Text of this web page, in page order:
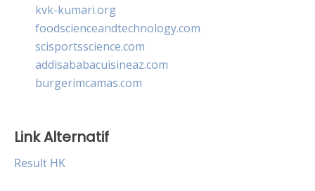
kvk-kumari.org
foodscienceandtechnology.com
scisportsscience.com
addisababacuisineaz.com
burgerimcamas.com
Link Alternatif
Result HK